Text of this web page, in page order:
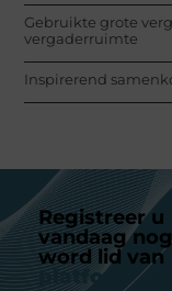
Gebruikte grote
vergaderruimte
Inspirerend
Registreer u
vandaag
word lid van
platform